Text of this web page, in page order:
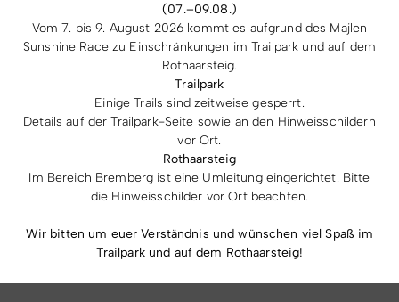
(07.–09.08.)
Vom 7. bis 9. August 2026 kommt es aufgrund des Majlen
Sunshine Race zu Einschränkungen im Trailpark und auf dem
Rothaarsteig.
Trailpark
Einige Trails sind zeitweise gesperrt.
Details auf der Trailpark-Seite sowie an den Hinweisschildern
vor Ort.
Rothaarsteig
Im Bereich Bremberg ist eine Umleitung eingerichtet. Bitte
die Hinweisschilder vor Ort beachten.
Wir bitten um euer Verständnis und wünschen viel Spaß im
Trailpark und auf dem Rothaarsteig!
Hundesportverein Winterberg
Mobil: